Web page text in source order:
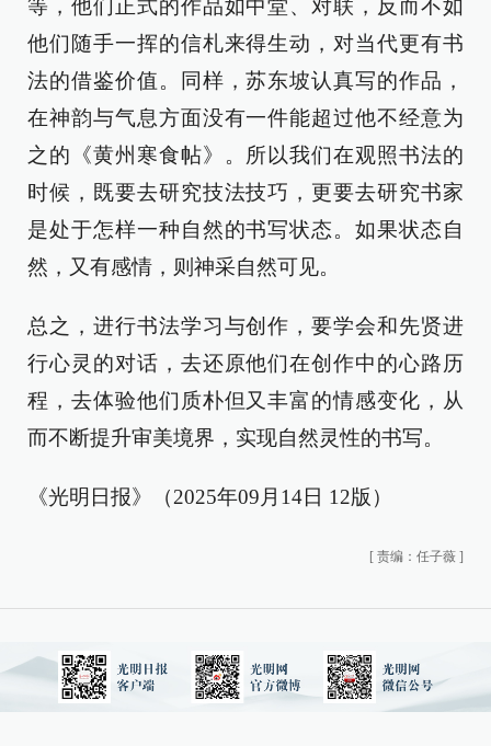
等，他们正式的作品如中堂、对联，反而不如
他们随手一挥的信札来得生动，对当代更有书
法的借鉴价值。同样，苏东坡认真写的作品，
在神韵与气息方面没有一件能超过他不经意为
之的《黄州寒食帖》。所以我们在观照书法的
时候，既要去研究技法技巧，更要去研究书家
是处于怎样一种自然的书写状态。如果状态自
然，又有感情，则神采自然可见。
总之，进行书法学习与创作，要学会和先贤进
行心灵的对话，去还原他们在创作中的心路历
程，去体验他们质朴但又丰富的情感变化，从
而不断提升审美境界，实现自然灵性的书写。
《光明日报》（2025年09月14日 12版）
[ 责编：任子薇 ]